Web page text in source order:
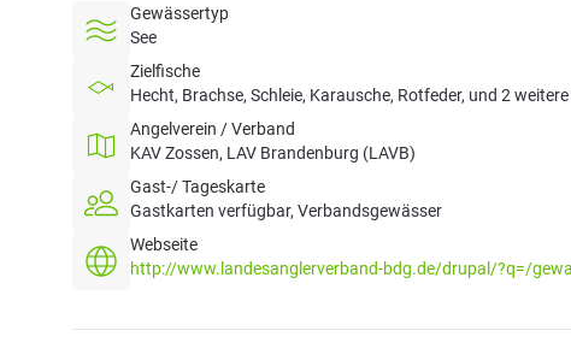
Gewässertyp
See
Zielfische
Hecht, Brachse, Schleie, Karausche, Rotfeder, und 2
Angelverein / Verband
KAV Zossen, LAV Brandenburg (LAVB)
Gast-/ Tageskarte
Gastkarten verfügbar, Verbandsgewässer
Webseite
http://www.landesanglerverband-bdg.de/drupal/?q=/